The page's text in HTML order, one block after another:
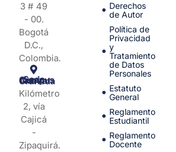
3 # 49
- 00.
Bogotá
D.C.,
Colombia.
Sede Campus Nueva Granada
Kilómetro
2, vía
Cajicá
-
Zipaquirá.
Derechos
de Autor
Política de
Privacidad
y
Tratamiento
de Datos
Personales
Estatuto
General
Reglamento
Estudiantil
Reglamento
Docente